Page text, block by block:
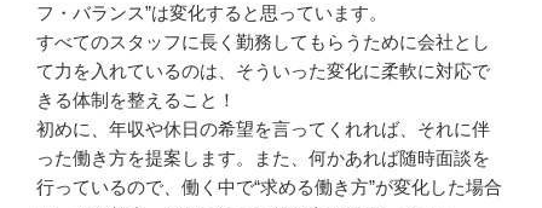
フ・バランス”は変化すると思っています。
すべてのスタッフに長く勤務してもらうために会社とし
て力を入れているのは、そういった変化に柔軟に対応で
きる体制を整えること！
初めに、年収や休日の希望を言ってくれれば、それに伴
った働き方を提案します。また、何かあれば随時面談を
行っているので、働く中で“求める働き方”が変化した場合